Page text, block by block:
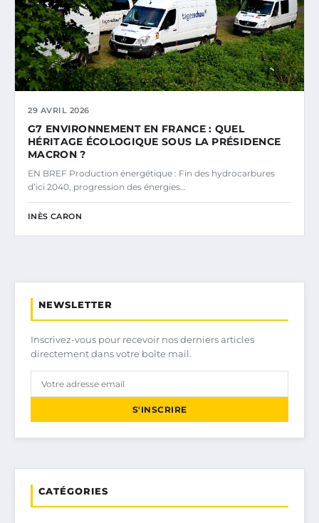
29 AVRIL 2026
G7 ENVIRONNEMENT EN FRANCE : QUEL
HÉRITAGE ÉCOLOGIQUE SOUS LA PRÉSIDENCE
MACRON ?
EN BREF Production énergétique : Fin des hydrocarbures
d’ici 2040, progression des énergies…
INÈS CARON
NEWSLETTER
Inscrivez-vous pour recevoir nos derniers articles
directement dans votre boîte mail.
S'INSCRIRE
CATÉGORIES